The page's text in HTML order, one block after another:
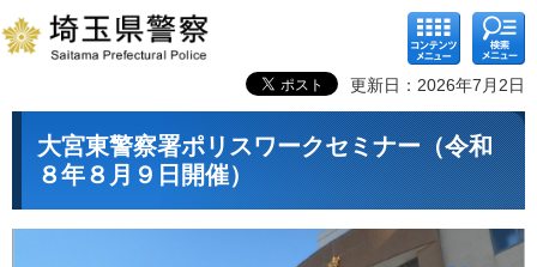
コンテ
ンツメ
ニュー
検索メ
ニュー
更新日：2026年7月2日
大宮東警察署ポリスワークセミナー（令和
８年８月９日開催）